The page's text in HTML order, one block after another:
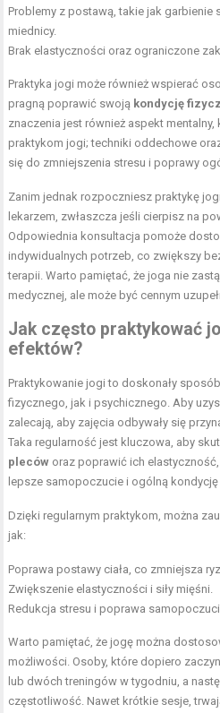
Problemy z postawą, takie jak
miednicy.
Brak elastyczności oraz ograniczone
Praktyka jogi może również wspierać
pragną poprawić swoją kondycję
znaczenia jest również aspekt
praktykom jogi; techniki oddechowe
się do zmniejszenia stresu i poprawy
Zanim jednak rozpoczniesz praktykę
lekarzem, zwłaszcza jeśli cierpisz na
Odpowiednia konsultacja pomoże
indywidualnych potrzeb, co zwiększy
terapii. Warto pamiętać, że joga nie
medycznej, ale może być cennym
Jak często praktykować
efektów?
Praktykowanie jogi to doskonały
fizycznego, jak i psychicznego. Aby
zalecają, aby zajęcia odbywały się
Taka regularność jest kluczowa, aby
pleców oraz poprawić ich
lepsze samopoczucie i ogólną
Dzięki regularnym praktykom, można
jak:
Poprawa postawy ciała, co zmniejsza
Zwiększenie elastyczności i siły mięśni.
Redukcja stresu i poprawa
Warto pamiętać, że jogę można
możliwości. Osoby, które dopiero
lub dwóch treningów w tygodniu, a
częstotliwość. Nawet krótkie sesje,